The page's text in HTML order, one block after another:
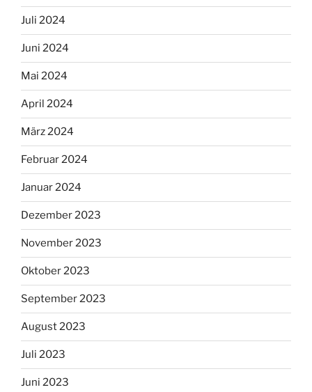
Juli 2024
Juni 2024
Mai 2024
April 2024
März 2024
Februar 2024
Januar 2024
Dezember 2023
November 2023
Oktober 2023
September 2023
August 2023
Juli 2023
Juni 2023